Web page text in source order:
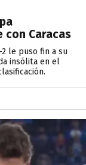
Caracas
le puso fin a su
insólita en el